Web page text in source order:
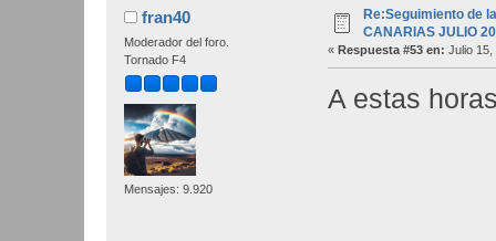
fran40
Moderador del foro.
Tornado F4
Mensajes: 9.920
Re:Seguimiento de
CANARIAS JULIO
« Respuesta #53 en: Julio 15,
A estas